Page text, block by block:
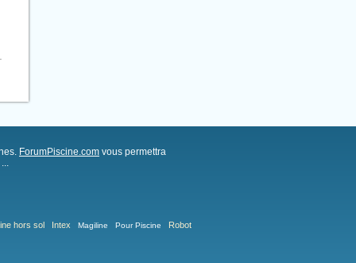
ForumPiscine.com vous permettra
hors sol Intex Magiline Pour Piscine Robot